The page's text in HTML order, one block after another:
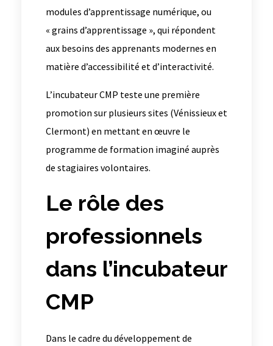
modules d’apprentissage numérique, ou
« grains d’apprentissage », qui répondent
aux besoins des apprenants modernes en
matière d’accessibilité et d’interactivité.
L’incubateur CMP teste une première
promotion sur plusieurs sites (Vénissieux et
Clermont) en mettant en œuvre le
programme de formation imaginé auprès
de stagiaires volontaires.
Le rôle des
professionnels
dans l’incubateur
CMP
Dans le cadre du développement de